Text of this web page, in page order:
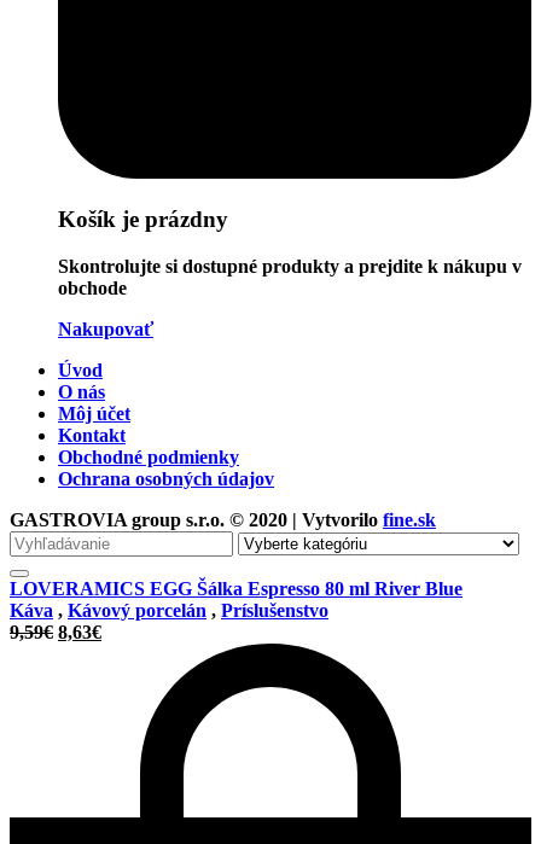
Košík je prázdny
Skontrolujte si dostupné produkty a prejdite k nákupu v
obchode
Nakupovať
Úvod
O nás
Môj účet
Kontakt
Obchodné podmienky
Ochrana osobných údajov
GASTROVIA group s.r.o. © 2020 | Vytvorilo fine.sk
Vyhľadávanie
pre
LOVERAMICS EGG Šálka Espresso 80 ml River Blue
Káva , Kávový porcelán , Príslušenstvo
9,59€ Pôvodná
8,63€Aktuálna